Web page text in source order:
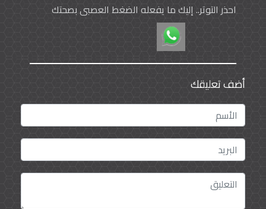
احذر التوتر.. إليك ما يفعله الضغط العصبي بصحتك
أضف تعليقك